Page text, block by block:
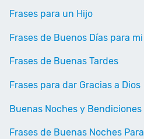
Frases para un Hijo
Frases de Buenos Días para
Frases de Buenas Tardes
Frases para dar Gracias a Dios
Buenas Noches y Bendiciones
Frases de Buenas Noches